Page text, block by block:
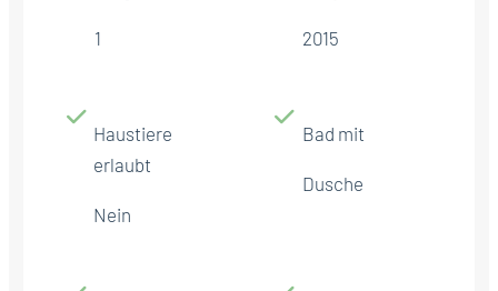
1 2015
Haustiere
erlaubt
Nein
Bad mit
Dusche